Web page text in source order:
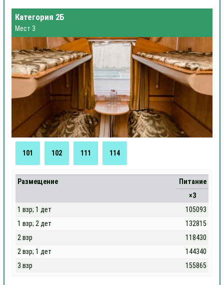
Категория 2Б
Мест 3
101 102 111 114
Размещение
Питание
×3
1 взр; 1 дет
105093
1 взр; 2 дет
132815
2 взр
118430
2 взр; 1 дет
144340
3 взр
155865